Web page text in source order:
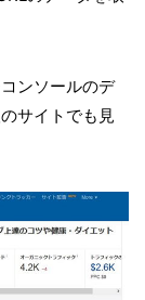
ンソールのデ
サイトでも見